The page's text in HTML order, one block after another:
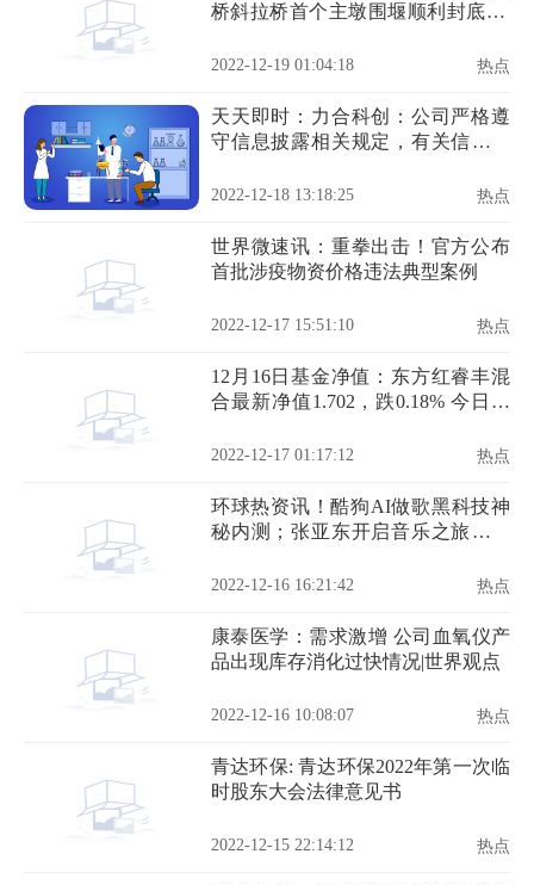
桥斜拉桥首个主墩围堰顺利封底 天
2022-12-19 01:04:18 热点
天天即时：力合科创：公司严格遵
守信息披露相关规定，有关信息请
告为准
2022-12-18 13:18:25 热点
世界微速讯：重拳出击！官方公布
首批涉疫物资价格违法典型案例
2022-12-17 15:51:10 热点
12月16日基金净值：东方红睿丰混
合最新净值1.702，跌0.18% 今日热
2022-12-17 01:17:12 热点
环球热资讯！酷狗AI做歌黑科技神
秘内测；张亚东开启音乐之旅《去
2022-12-16 16:21:42 热点
康泰医学：需求激增 公司血氧仪产
品出现库存消化过快情况|世界观点
2022-12-16 10:08:07 热点
青达环保: 青达环保2022年第一次临
时股东大会法律意见书
2022-12-15 22:14:12 热点